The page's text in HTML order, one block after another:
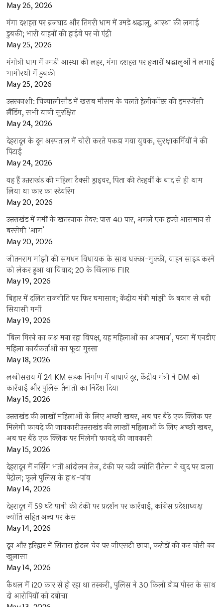
May 26, 2026
गंगा दशहरा पर ब्रजघाट और तिगरी धाम में उमड़े श्रद्धालु, आस्था की लगाई
डुबकी; भारी वाहनों की हाईवे पर नो एंट्री
May 25, 2026
गंगोत्री धाम में उमड़ी आस्था की लहर, गंगा दशहरा पर हजारों श्रद्धालुओं ने लगाई
भागीरथी में डुबकी
May 25, 2026
उत्तरकाशी: चिन्यालीसौड़ में खराब मौसम के चलते हेलीकॉप्टर की इमरजेंसी
लैंडिंग, सभी यात्री सुरक्षित
May 24, 2026
देहरादून के दून अस्पताल में चोरी करते पकड़ा गया युवक, सुरक्षाकर्मियों ने की
पिटाई
May 24, 2026
यह हैं उत्तराखंड की महिला टैक्सी ड्राइवर, पिता की तेरहवीं के बाद से ही थाम
लिया था कार का स्टेयरिंग
May 20, 2026
उत्तराखंड में गर्मी के खतरनाक तेवर: पारा 40 पार, अगले एक हफ्ते आसमान से
बरसेगी ‘आग’
May 20, 2026
जीतनराम मांझी की समधन विधायक के साथ धक्का-मुक्की, वाहन साइड करने
को लेकर हुआ था विवाद; 20 के खिलाफ FIR
May 19, 2026
बिहार में दलित राजनीति पर फिर घमासान; केंद्रीय मंत्री मांझी के बयान से बढ़ी
सियासी गर्मी
May 19, 2026
‘बिल गिरने का जश्न मना रहा विपक्ष, यह महिलाओं का अपमान’, पटना में एनडीए
महिला कार्यकर्ताओं का फूटा गुस्सा
May 18, 2026
लखीसराय में 24 KM सड़क निर्माण में बाधाएं दूर, केंद्रीय मंत्री ने DM को
कार्रवाई और पुलिस तैनाती का निर्देश दिया
May 15, 2026
उत्तराखंड की लाखों महिलाओं के लिए अच्छी खबर, अब घर बैठे एक क्लिक पर
मिलेगी फायदे की जानकारीउत्तराखंड की लाखों महिलाओं के लिए अच्छी खबर,
अब घर बैठे एक क्लिक पर मिलेगी फायदे की जानकारी
May 15, 2026
देहरादून में नर्सिंग भर्ती आंदोलन तेज, टंकी पर चढ़ी ज्योति रौतेला ने खुद पर डाला
पेट्रोल; फूले पुलिस के हाथ-पांव
May 14, 2026
देहरादून में 59 घंटे पानी की टंकी पर प्रदर्शन पर कार्रवाई, कांग्रेस प्रदेशाध्यक्ष
ज्योति सहित अन्य पर केस
May 14, 2026
दून और हरिद्वार में सितारा होटल चेन पर जीएसटी छापा, करोड़ों की कर चोरी का
खुलासा
May 14, 2026
कैथल में i20 कार से हो रहा था तस्करी, पुलिस ने 30 किलो डोडा पोस्त के साथ
दो आरोपियों को दबोचा